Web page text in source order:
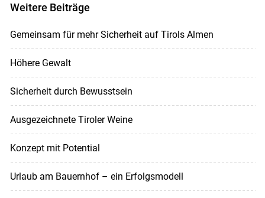
Weitere Beiträge
Gemeinsam für mehr Sicherheit auf Tirols Almen
Höhere Gewalt
Sicherheit durch Bewusstsein
Ausgezeichnete Tiroler Weine
Konzept mit Potential
Urlaub am Bauernhof – ein Erfolgsmodell